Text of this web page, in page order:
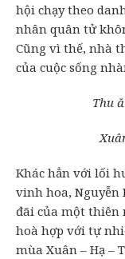
hội chạy theo
nhân quân tử
Cũng vì thế, nhà
của cuộc sống
Thu
Khác hẳn với lối
vinh hoa,
đãi của một thiên
hoà hợp với tự
mùa Xuân – Hạ –